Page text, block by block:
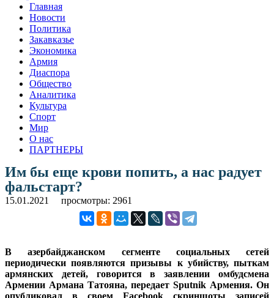
Главная
Новости
Политика
Закавказье
Экономика
Армия
Диаспора
Общество
Аналитика
Культура
Спорт
Мир
О нас
ПАРТНЕРЫ
Им бы еще крови попить, а наc радует
фальстарт?
15.01.2021 просмотры: 2961
В азербайджанском сегменте социальных сетей
периодически появляются призывы к убийству, пыткам
армянских детей, говорится в заявлении омбудсмена
Армении Армана Татояна, передает Sputnik Армения. Он
опубликовал в своем Facebook скриншоты записей